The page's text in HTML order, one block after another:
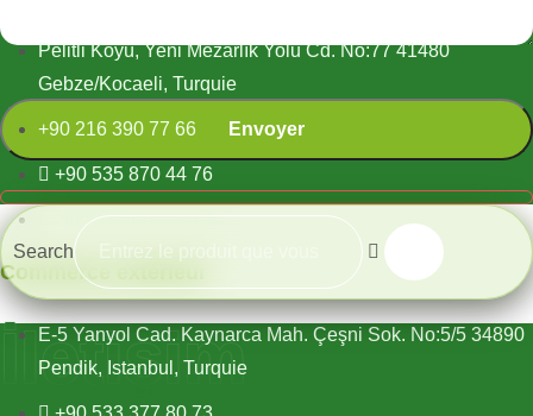
Pelitli Köyü, Yeni Mezarlık Yolu Cd. No:77 41480
Gebze/Kocaeli, Turquie
+90 216 390 77 66
+90 535 870 44 76
export@pramo.com.tr
Commerce extérieur
E-5 Yanyol Cad. Kaynarca Mah. Çeşni Sok. No:5/5 34890
Pendik, Istanbul, Turquie
Search
İletişim